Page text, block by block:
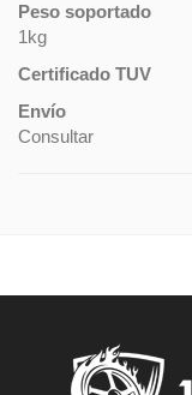
Peso soportado
1kg
Certificado TUV
Envío
Consultar